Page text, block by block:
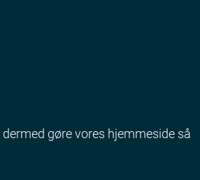
gøre vores hjemmeside så